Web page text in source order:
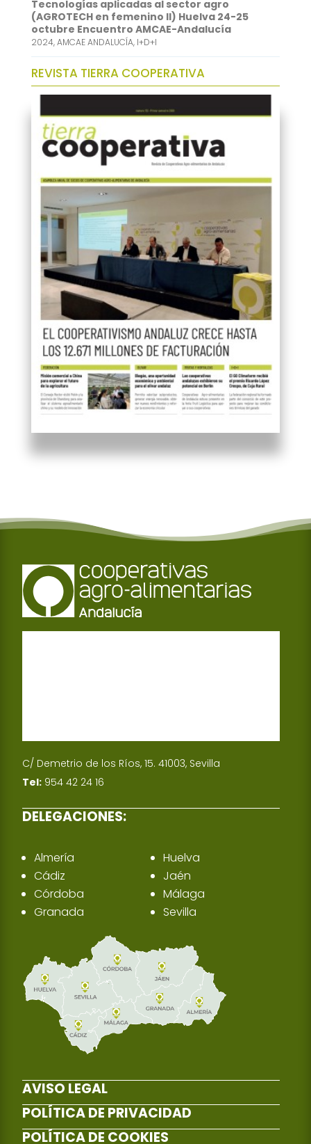
Tecnologías aplicadas al sector agro
(AGROTECH en femenino II) Huelva 24-25
octubre Encuentro AMCAE-Andalucía
2024,AMCAE ANDALUCÍA, I+D+I
REVISTA TIERRA COOPERATIVA
C/ Demetrio de los Ríos, 15. 41003, Sevilla
Tel: 954 42 24 16
DELEGACIONES:
Almería
Cádiz
Córdoba
Granada
Huelva
Jaén
Málaga
Sevilla
AVISO LEGAL
POLÍTICA DE PRIVACIDAD
POLÍTICA DE COOKIES